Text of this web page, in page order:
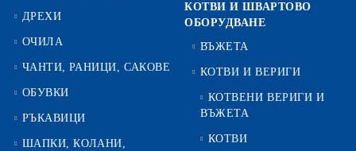
ДРЕХИ
ОЧИЛА
ЧАНТИ, РАНИЦИ, САКОВЕ
ОБУВКИ
РЪКАВИЦИ
ШАПКИ, КОЛАНИ,
КОТВИ И ШВАРТОВО
ОБОРУДВАНЕ
ВЪЖЕТА
КОТВИ И ВЕРИГИ
КОТВЕНИ ВЕРИГИ И
ВЪЖЕТА
КОТВИ